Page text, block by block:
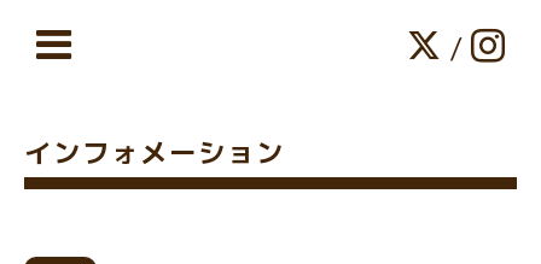
/
インフォメーション